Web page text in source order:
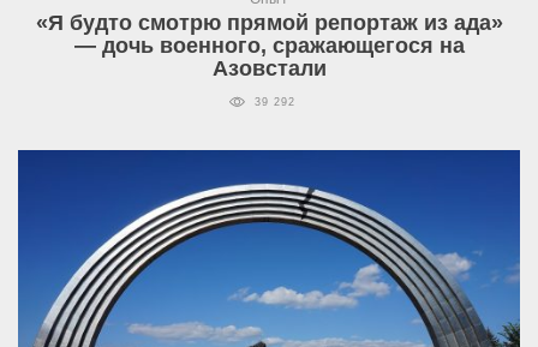
«Я будто смотрю прямой репортаж из ада»
— дочь военного, сражающегося на
Азовстали
39 292